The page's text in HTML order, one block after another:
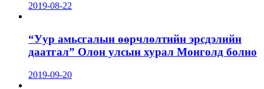
2019-08-22
“Уур амьсгалын өөрчлөлтийн эрсдэлийн
даатгал” Олон улсын хурал Монголд болно
2019-09-20